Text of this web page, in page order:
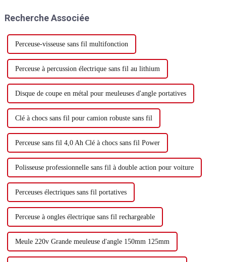
Analyse des raisons : Mauvais
Recherche Associée
Perceuse-visseuse sans fil multifonction
Perceuse à percussion électrique sans fil au lithium
Disque de coupe en métal pour meuleuses d'angle portatives
Clé à chocs sans fil pour camion robuste sans fil
Perceuse sans fil 4,0 Ah Clé à chocs sans fil Power
Polisseuse professionnelle sans fil à double action pour voiture
Perceuses électriques sans fil portatives
Perceuse à ongles électrique sans fil rechargeable
Meule 220v Grande meuleuse d'angle 150mm 125mm